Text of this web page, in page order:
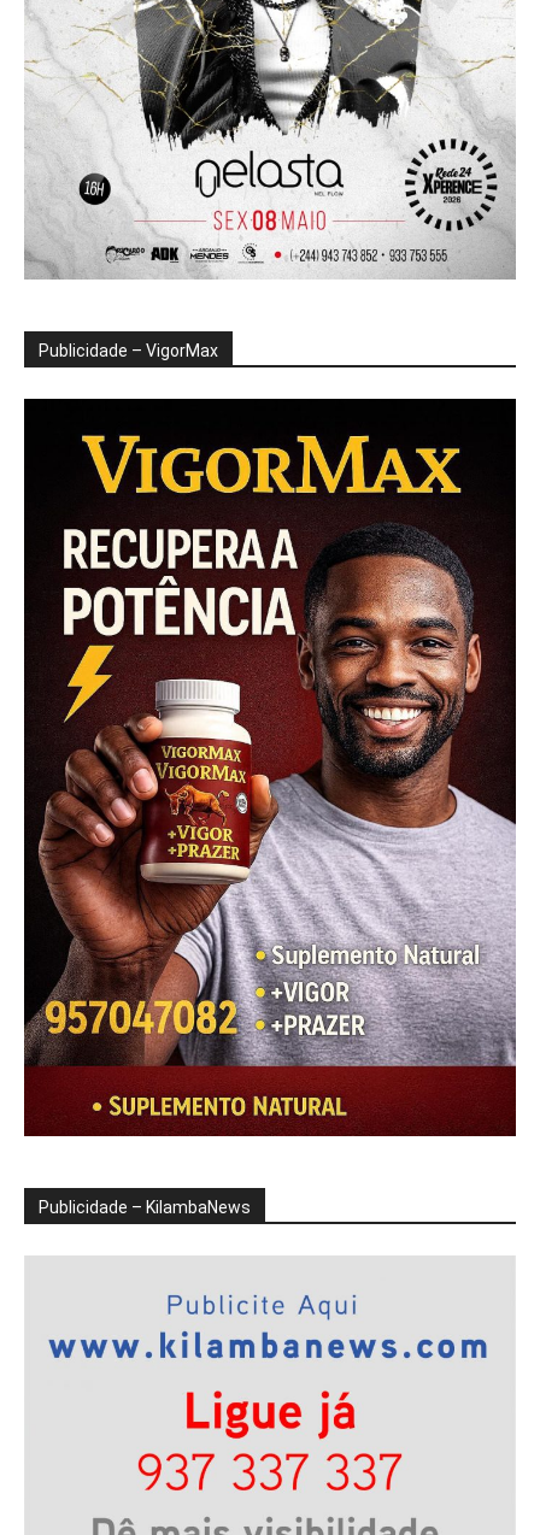
Publicidade – VigorMax
Publicidade – KilambaNews